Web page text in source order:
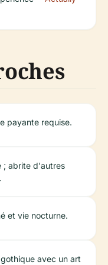
payante requise.
; abrite d'autres
et vie nocturne.
gothique avec un art